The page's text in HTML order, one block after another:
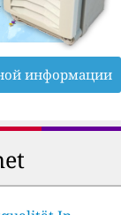
информации